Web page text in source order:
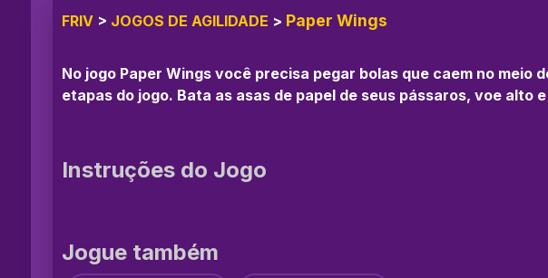
FRIV > JOGOS DE AGILIDADE > Paper Wings
No jogo Paper Wings você precisa pegar bolas que caem no
etapas do jogo. Bata as asas de papel de seus pássaros, voe alto
Instruções do Jogo
Jogue também